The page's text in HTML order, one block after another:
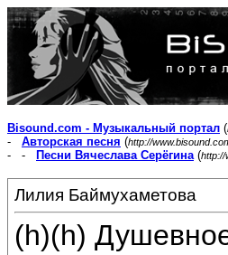
Bisound.com - Музыкальный портал (
- Авторская песня (http://
- -
Песни Вячеслава Серёгина(http://
Лилия Баймухаметова
(h)(h)